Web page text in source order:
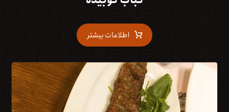
اطلاعات بیشتر